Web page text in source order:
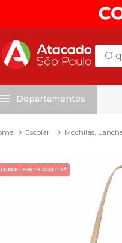
O
Departamentos
Escolar Mochilas,
LUXCEL FRETE GRÁTIS*